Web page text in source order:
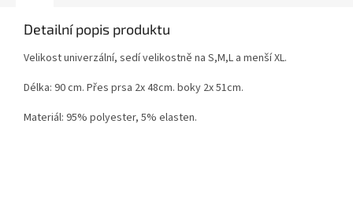
Detailní popis produktu
Velikost univerzální, sedí velikostně na S,M,L a menší XL.
Délka: 90 cm. Přes prsa 2x 48cm. boky 2x 51cm.
Materiál: 95% polyester, 5% elasten.